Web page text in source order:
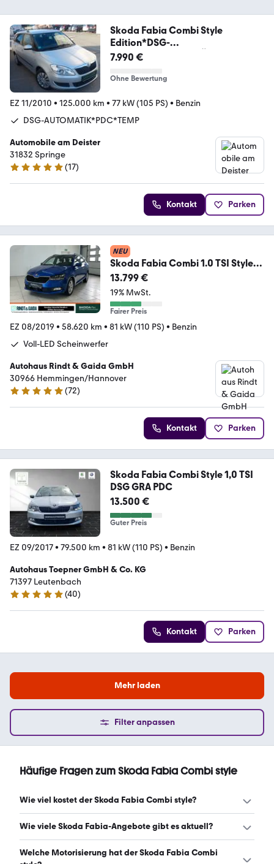
Skoda Fabia Combi Style
Edition*DSG-
AUTOMATIK*PDC*TÜV
7.990 €
Ohne Bewertung
EZ 11/2010 • 125.000 km • 77 kW (105 PS) • Benzin
DSG-AUTOMATIK*PDC*TEMP
Automobile am Deister
31832 Springe
4.9 Sterne
(17)
Kontakt Parken
NEU
Skoda Fabia Combi 1.0 TSI Style
KLIMA PDC SHZ LED
13.799 €
19% MwSt.
Fairer Preis
EZ 08/2019 • 58.620 km • 81 kW (110 PS) • Benzin
Voll-LED Scheinwerfer
Autohaus Rindt & Gaida GmbH
30966 Hemmingen/Hannover
4.8 Sterne
(72)
Kontakt Parken
Skoda Fabia Combi Style 1,0 TSI
DSG GRA PDC
13.500 €
Guter Preis
EZ 09/2017• 79.500 km • 81 kW (110 PS) • Benzin
Autohaus Toepner GmbH & Co. KG
71397 Leutenbach
5 Sterne
(40)
Kontakt Parken
Mehr laden
Filter anpassen
Häufige Fragen zum Skoda Fabia Combi style
Wie viel kostet der Skoda Fabia Combi style?
Ein guter Preis für einen Skoda Fabia Combi style liegt
Wie viele Skoda Fabia-Angebote gibt es aktuell?
Es gibt insgesamt 143 Skoda Fabia bei mobile.de, davon
Welche Motorisierung hat der Skoda Fabia Combi